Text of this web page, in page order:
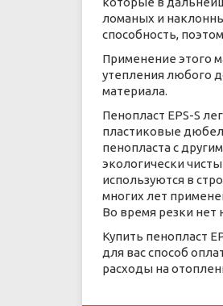
ломаных и
способность,
Применение этого
утепления любого
материала.
Пенопласт EPS-S
пластиковые
пенопласта с
экологически
используются в
многих лет
Во время резки
Купить пенопласт
для вас способ
расходы на